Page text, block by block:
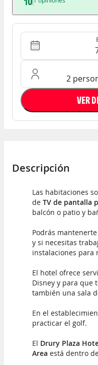
Entrada - Salida
Ocupación: 2
2
VER
Descripción
Las habitaciones
de TV de pantalla
balcón o patio y
Podrás
y si necesitas
instalaciones para
El hotel ofrece
Disney y para que
también una sala
En el
practicar el golf.
El Drury Plaza
Area está dentro